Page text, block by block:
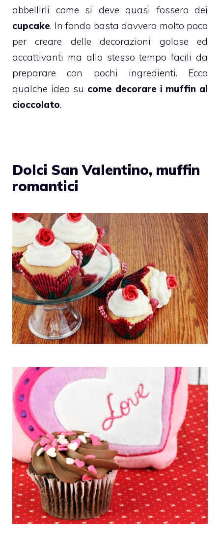
abbellirli come si deve quasi fossero dei
cupcake. In fondo basta davvero molto poco
per creare delle decorazioni golose ed
accattivanti ma allo stesso tempo facili da
preparare con pochi ingredienti. Ecco
qualche idea su come decorare i muffin al
cioccolato.
Dolci San Valentino, muffin
romantici